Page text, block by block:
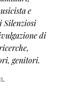
e
Silenziosi
di
genitori.
.